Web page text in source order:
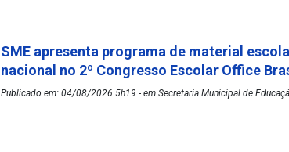
SME apresenta programa de material
nacional no 2º Congresso Escolar Office
Publicado em: 04/08/2026 5h19 - em Secretaria Municipal de